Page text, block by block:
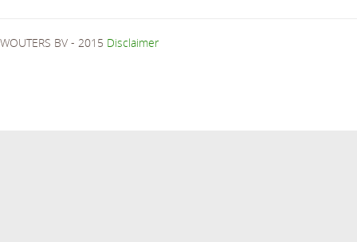
WOUTERS BV - 2015 Disclaimer